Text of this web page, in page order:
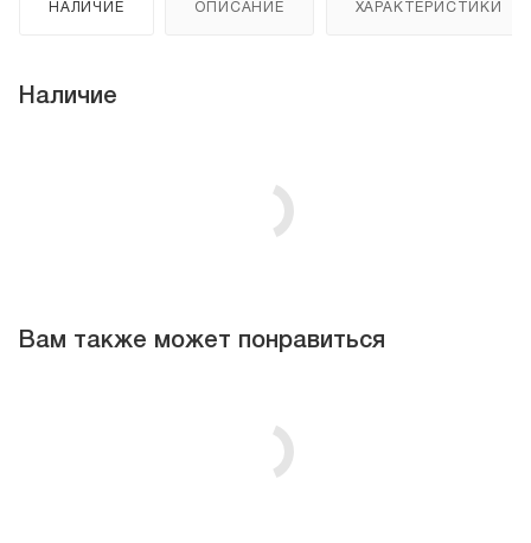
НАЛИЧИЕ ОПИСАНИЕ ХАРАКТЕРИСТИКИ
Наличие
Вам также может понравиться